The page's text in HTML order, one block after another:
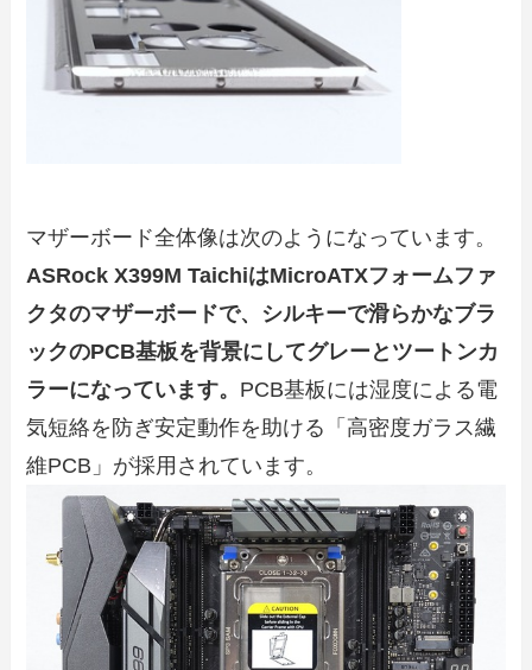
マザーボード全体像は次のようになっています。
ASRock X399M TaichiはMicroATXフォームファ
クタのマザーボードで、シルキーで滑らかなブラ
ックのPCB基板を背景にしてグレーとツートンカ
ラーになっています。 PCB基板には湿度による電
気短絡を防ぎ安定動作を助ける「高密度ガラス繊
維PCB」が採用されています。